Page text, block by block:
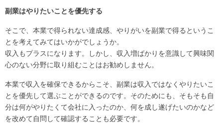
副業はやりたいことを優先する
そこで、本業で得られない達成感、やりがいを副業で得るというこ
とを考えてみてはいかがでしょうか。
収入もプラスになります。しかし、収入増ばかりを意識して興味関
心のない分野に取り組むことはお勧めしません。
本業で収入を確保できるからこそ、副業は収入ではなくやりたいこ
とを優先して選ぶことができるのです。そのためにも、そもそも自
分は何がやりたくて会社に入ったのか、何を成し遂げたいのかなど
を改めて自問して確認することも必要です。